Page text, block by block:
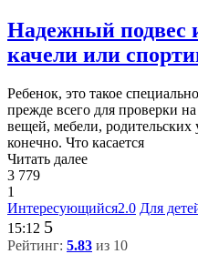
Надежный подвес
качели или
Ребенок, это такое
прежде всего для проверки
вещей, мебели, родительских
конечно. Что касается
Читать далее
3 779
1
Интересующийся2.0 Для
15:12 5
Рейтинг: 5.83 из 10